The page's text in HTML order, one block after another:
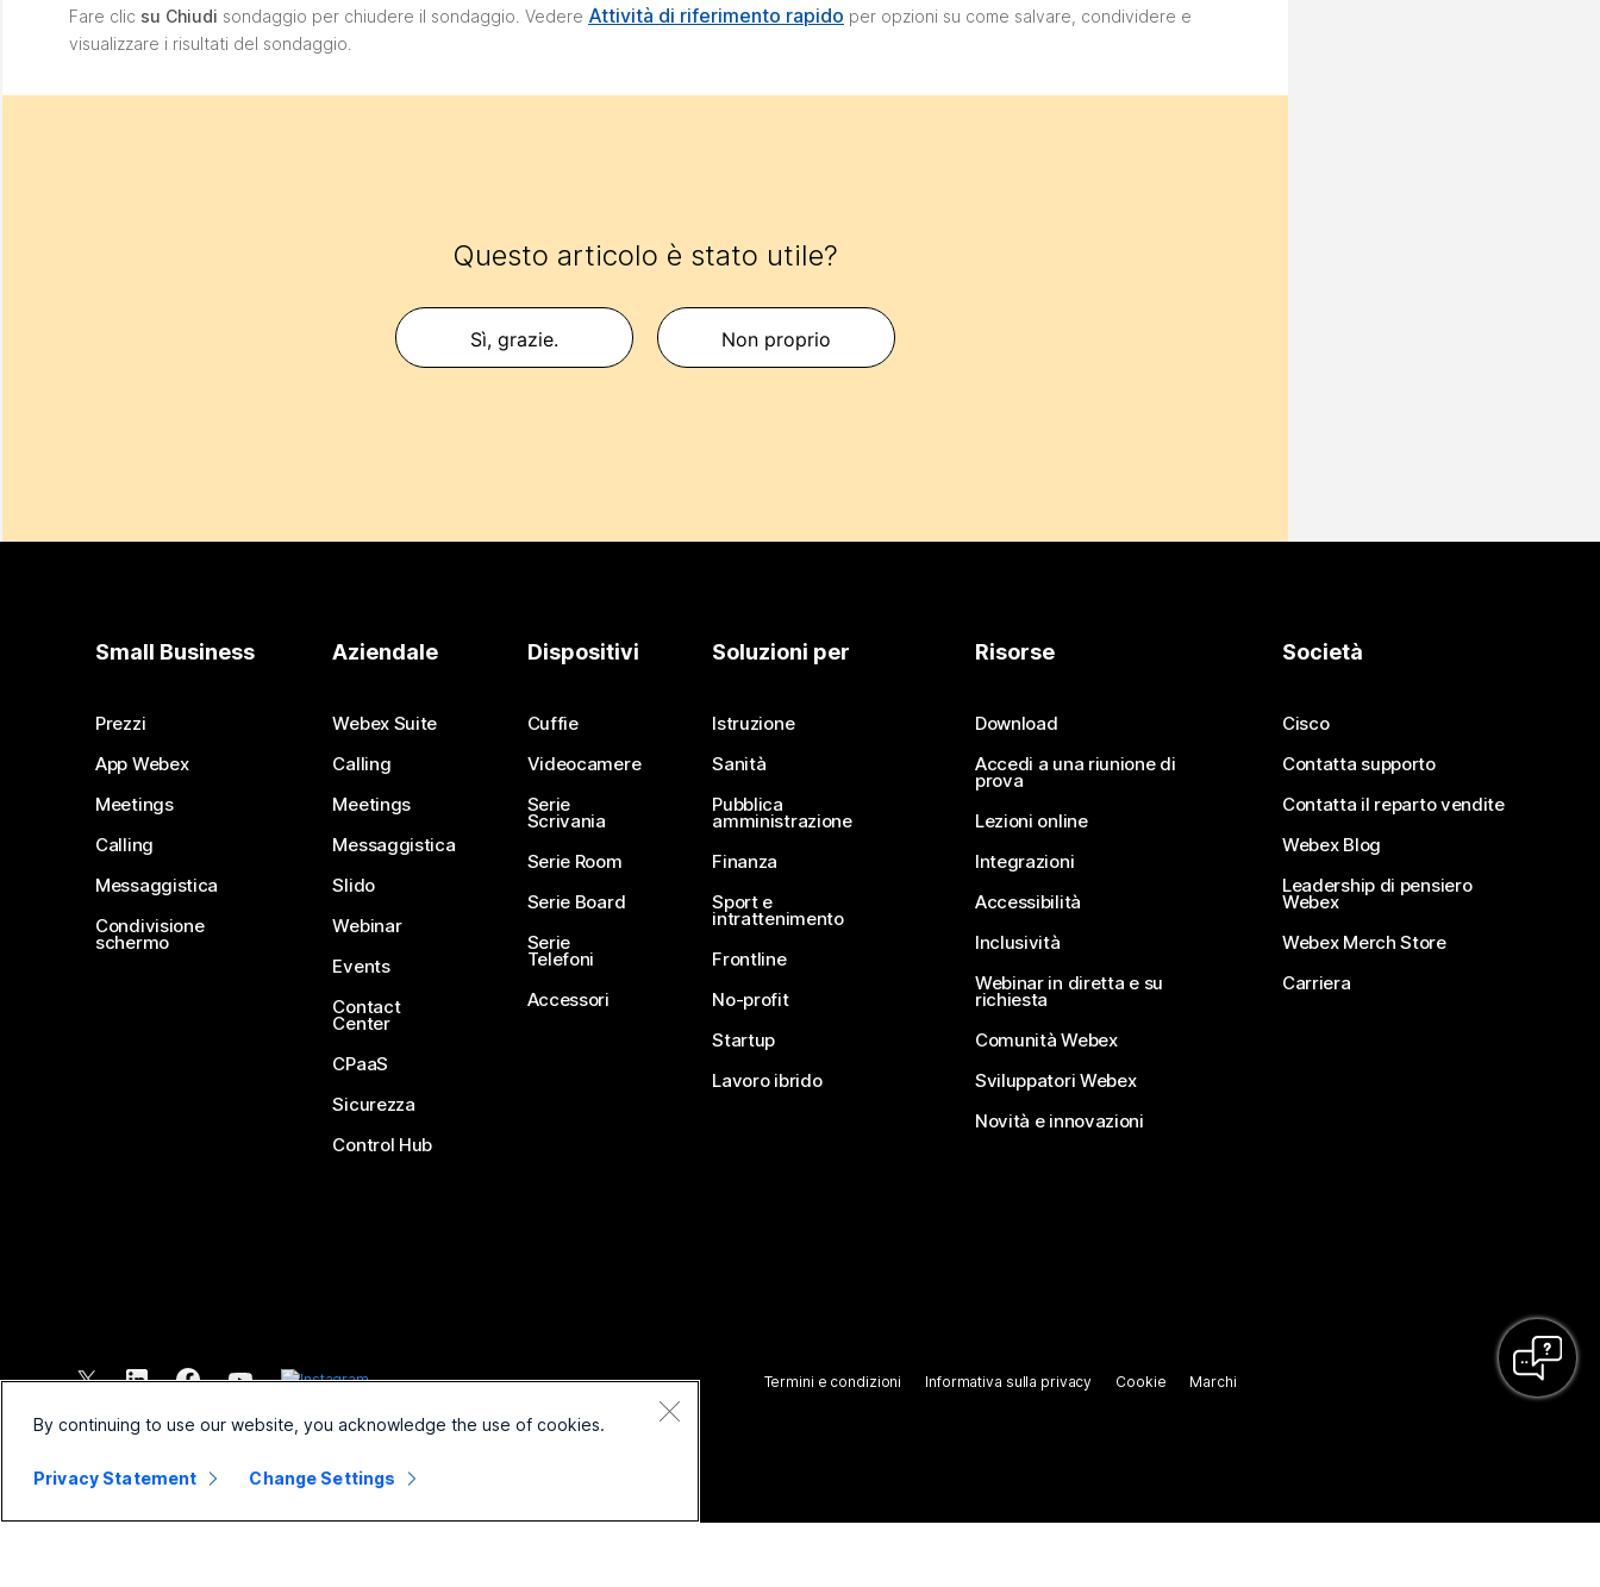
Fare clic su Chiudi sondaggio per chiudere il sondaggio. Vedere Attività di riferimento rapido per opzioni su come salvare, condividere e
visualizzare i risultati del sondaggio.
Questo articolo è stato utile?
Sì, grazie. Non proprio
Small Business
Prezzi
App Webex
Meetings
Calling
Messaggistica
Condivisione
schermo
Aziendale
Webex Suite
Calling
Meetings
Messaggistica
Slido
Webinar
Events
Contact
Center
CPaaS
Sicurezza
Control Hub
Dispositivi
Cuffie
Videocamere
Serie
Scrivania
Serie Room
Serie Board
Serie
Telefoni
Accessori
Soluzioni per
Istruzione
Sanità
Pubblica
amministrazione
Finanza
Sport e
intrattenimento
Frontline
No-profit
Startup
Lavoro ibrido
Risorse
Download
Accedi a una riunione di
prova
Lezioni online
Integrazioni
Accessibilità
Inclusività
Webinar in diretta e su
richiesta
Comunità Webex
Sviluppatori Webex
Novità e innovazioni
Società
Cisco
Contatta supporto
Contatta il reparto vendite
Webex Blog
Leadership di pensiero
Webex
Webex Merch Store
Carriera
2026 Cisco e/o relative affiliate. Tutti i diritti riservati.
Termini e condizioni Informativa sulla privacy Cookie Marchi
By continuing to use our website, you acknowledge the use of cookies.
Privacy Statement Change Settings